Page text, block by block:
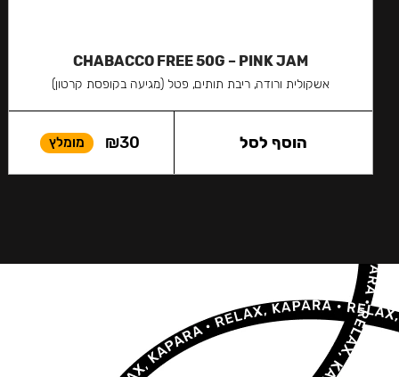
CHABACCO FREE 50G – PINK JAM
אשקולית ורודה, ריבת תותים, פטל (מגיעה בקופסת קרטון)
₪30 מומלץ הוסף לסל